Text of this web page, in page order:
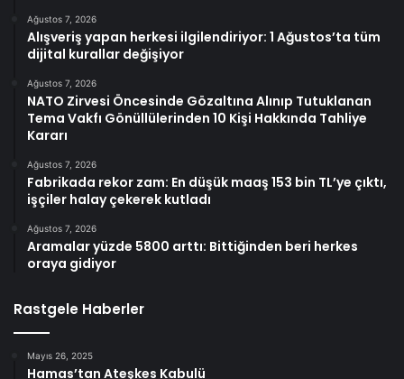
Ağustos 7, 2026
Alışveriş yapan herkesi ilgilendiriyor: 1 Ağustos’ta tüm
dijital kurallar değişiyor
Ağustos 7, 2026
NATO Zirvesi Öncesinde Gözaltına Alınıp Tutuklanan
Tema Vakfı Gönüllülerinden 10 Kişi Hakkında Tahliye
Kararı
Ağustos 7, 2026
Fabrikada rekor zam: En düşük maaş 153 bin TL’ye çıktı,
işçiler halay çekerek kutladı
Ağustos 7, 2026
Aramalar yüzde 5800 arttı: Bittiğinden beri herkes
oraya gidiyor
Rastgele Haberler
Mayıs 26, 2025
Hamas’tan Ateşkes Kabulü